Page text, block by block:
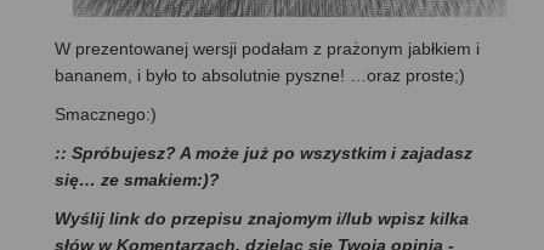
W prezentowanej wersji podałam z prażonym jabłkiem i
bananem, i było to absolutnie pyszne! …oraz proste;)
Smacznego:)
:: Spróbujesz? A może już po wszystkim i zajadasz
się… ze smakiem:)?
Wyślij link do przepisu znajomym i/lub wpisz kilka
słów w Komentarzach, dzieląc się Twoją opinią -